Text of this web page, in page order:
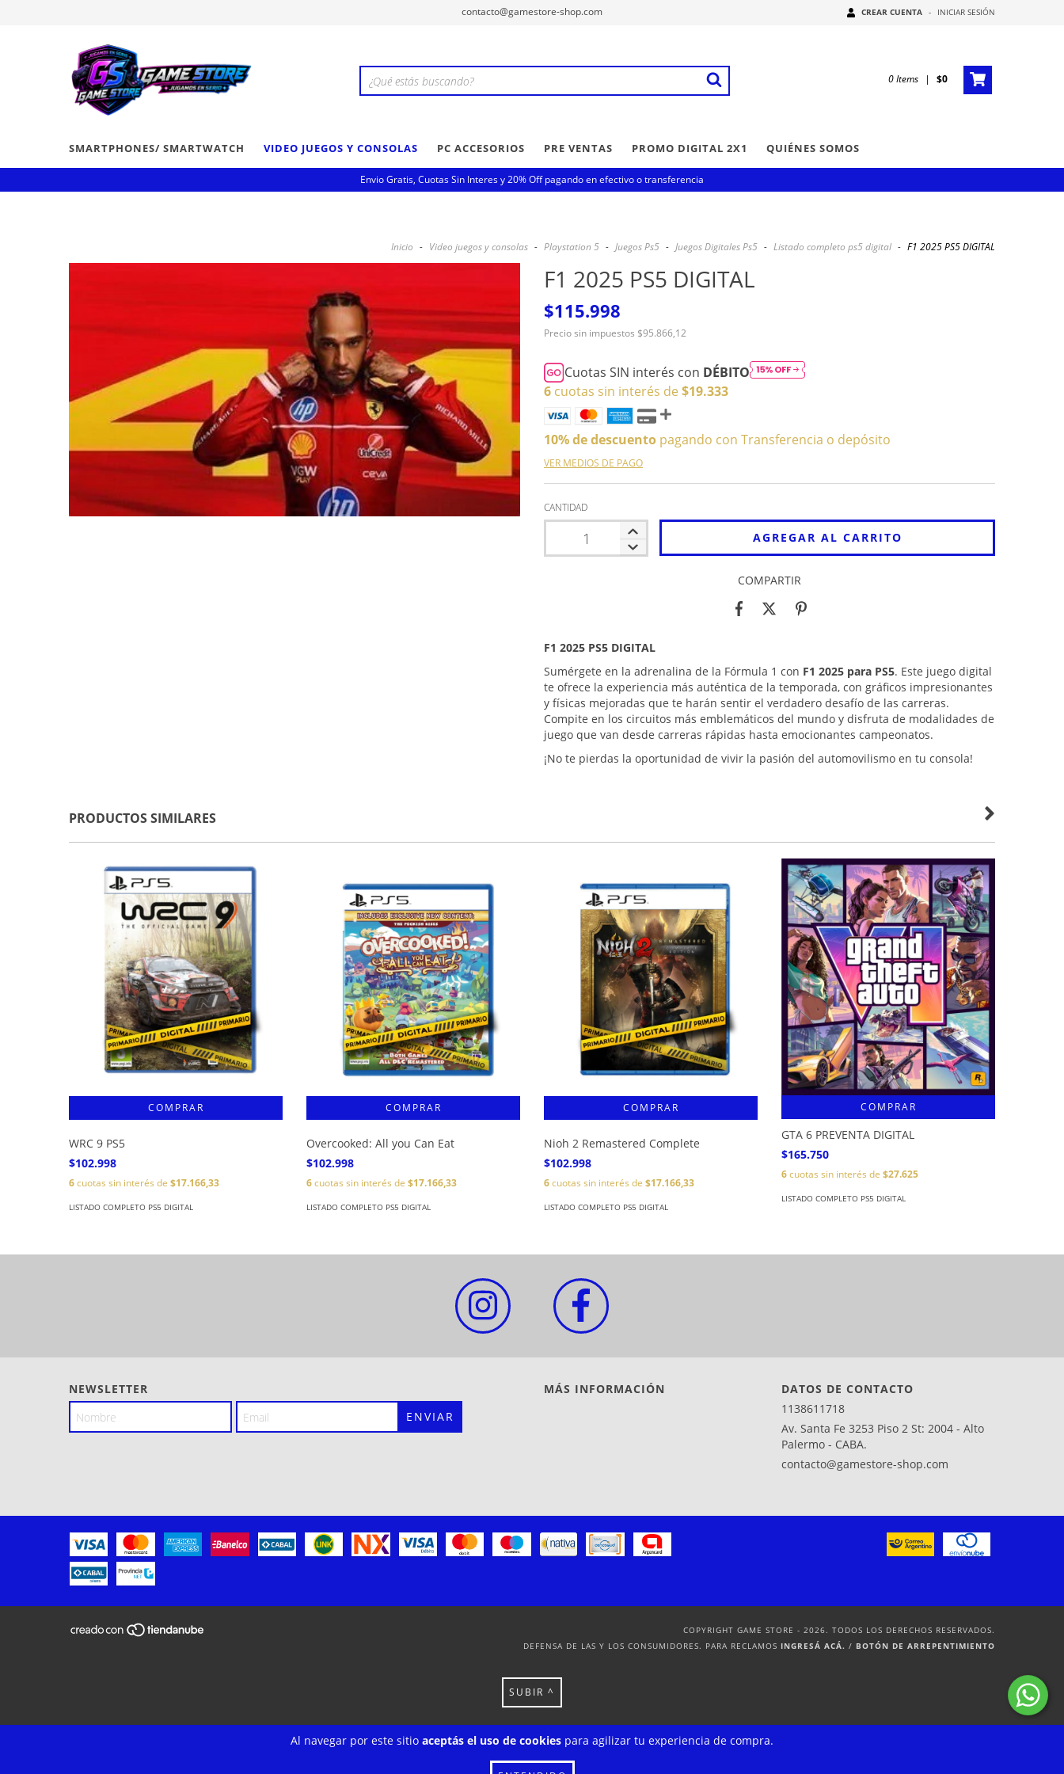
contacto@gamestore-shop.com CREAR CUENTA - INICIAR SESIÓN
Al navegar por este sitio aceptás el uso de cookies para agilizar tu experiencia de compra.
0Items | $0
SMARTPHONES/ SMARTWATCH VIDEO JUEGOS Y CONSOLAS PC ACCESORIOS PRE VENTAS PROMO DIGITAL 2X1 QUIÉNES SOMOS
Envio Gratis, Cuotas Sin Interes y 20% Off pagando en efectivo o transferencia
Inicio - Video juegos y consolas - Playstation 5 - Juegos Ps5 - Juegos Digitales Ps5 - Listado completo ps5 digital - F1 2025 PS5 DIGITAL
F1 2025 PS5 DIGITAL
$115.998
Precio sin impuestos $95.866,12
Cuotas SIN interés con DÉBITO
6 cuotas sin interés de $19.333
10% de descuento pagando con Transferencia o depósito
VER MEDIOS DE PAGO
CANTIDAD
COMPARTIR
F1 2025 PS5 DIGITAL
Sumérgete en la adrenalina de la Fórmula 1 con F1 2025 para PS5. Este juego digital
te ofrece la experiencia más auténtica de la temporada, con gráficos impresionantes
y físicas mejoradas que te harán sentir el verdadero desafío de las carreras.
Compite en los circuitos más emblemáticos del mundo y disfruta de modalidades de
juego que van desde carreras rápidas hasta emocionantes campeonatos.
¡No te pierdas la oportunidad de vivir la pasión del automovilismo en tu consola!
PRODUCTOS SIMILARES
WRC 9 PS5
$102.998
6cuotas sin interés de $17.166,33
LISTADO COMPLETO PS5 DIGITAL
Overcooked: All you Can Eat
$102.998
6cuotas sin interés de $17.166,33
LISTADO COMPLETO PS5 DIGITAL
Nioh 2 Remastered Complete
$102.998
6cuotas sin interés de $17.166,33
LISTADO COMPLETO PS5 DIGITAL
COMPRAR
GTA 6 PREVENTA DIGITAL
$165.750
6cuotas sin interés de $27.625
LISTADO COMPLETO PS5 DIGITAL
NEWSLETTER MÁS INFORMACIÓN
DATOS DE CONTACTO
1138611718
Av. Santa Fe 3253 Piso 2 St: 2004 - Alto
Palermo - CABA.
contacto@gamestore-shop.com
COPYRIGHT GAME STORE - 2026. TODOS LOS DERECHOS RESERVADOS.
DEFENSA DE LAS Y LOS CONSUMIDORES. PARA RECLAMOS INGRESÁ ACÁ. / BOTÓN DE ARREPENTIMIENTO
SUBIR ^